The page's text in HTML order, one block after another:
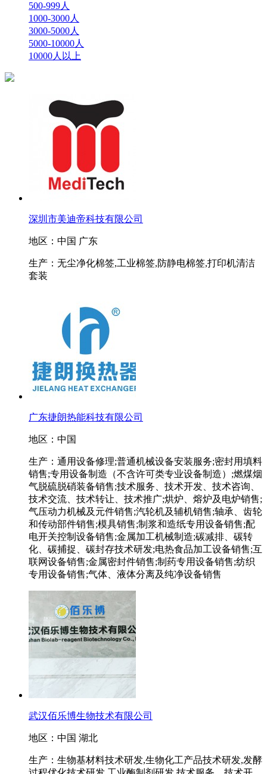
500-999人
1000-3000人
3000-5000人
5000-10000人
10000人以上
深圳市美迪帝科技有限公司
地区：中国 广东
生产：无尘净化棉签,工业棉签,防静电棉签,打印机清洁
套装
广东捷朗热能科技有限公司
地区：中国
生产：通用设备修理;普通机械设备安装服务;密封用填料
销售;专用设备制造（不含许可类专业设备制造）;燃煤烟
气脱硫脱硝装备销售;技术服务、技术开发、技术咨询、
技术交流、技术转让、技术推广;烘炉、熔炉及电炉销售;
气压动力机械及元件销售;汽轮机及辅机销售;轴承、齿轮
和传动部件销售;模具销售;制浆和造纸专用设备销售;配
电开关控制设备销售;金属加工机械制造;碳减排、碳转
化、碳捕捉、碳封存技术研发;电热食品加工设备销售;互
联网设备销售;金属密封件销售;制药专用设备销售;纺织
专用设备销售;气体、液体分离及纯净设备销售
武汉佰乐博生物技术有限公司
地区：中国 湖北
生产：生物基材料技术研发,生物化工产品技术研发,发酵